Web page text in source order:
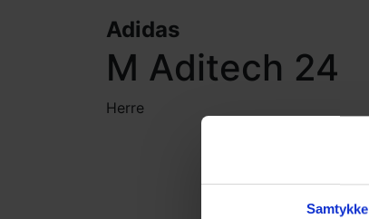
Samtykke
Adidas
M Aditech 24
Herre